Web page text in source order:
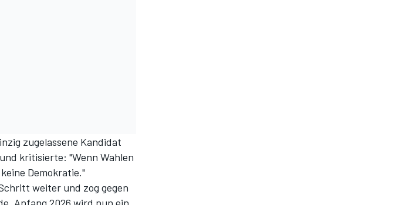
zugelassene Kandidat
kritisierte: "Wenn Wahlen
Demokratie."
weiter und zog gegen